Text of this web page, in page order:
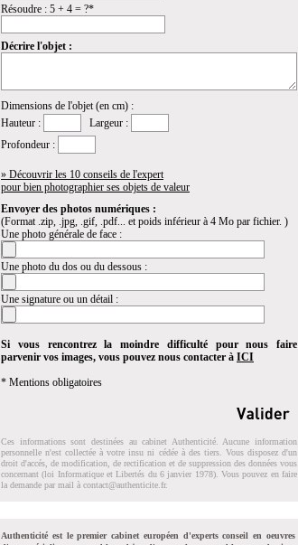
Résoudre : 5 + 4 = ?*
Décrire l'objet :
Dimensions de l'objet (en cm) :
Hauteur :
Largeur :
Profondeur :
» Découvrir les 10 conseils de l'expert
pour bien photographier ses objets de valeur
Envoyer des photos numériques :
(Format .zip, .jpg, .gif, .pdf... et poids inférieur à 4 Mo par fichier. )
Une photo générale de face :
Une photo du dos ou du dessous :
Une signature ou un détail :
Si vous rencontrez la moindre difficulté pour nous faire
parvenir vos images, vous pouvez nous contacter à ICI
* Mentions obligatoires
Ces informations sont destinées au cabinet Authenticité. Aucune information
personnelle n'est collectée à votre insu ni cédée à des tiers. Vous disposez d'un
droit d'accés, de modification, de rectification et de suppression des données vous
concernant (loi Informatique et Libertés du 6 janvier 1978). Vous pouvez en faire
la demande par mail à contact@authenticite.fr.
Authenticité est le premier cabinet européen d'experts conseil en oeuvres